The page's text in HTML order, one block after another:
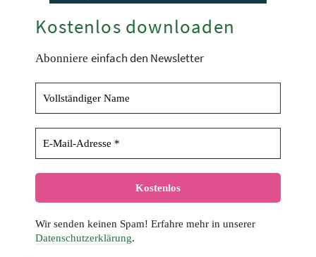
Kostenlos downloaden
Abonniere einfach den Newsletter
Wir senden keinen Spam! Erfahre mehr in unserer
Datenschutzerklärung.